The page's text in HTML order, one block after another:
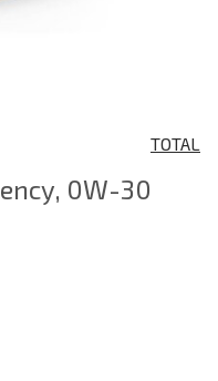
TOTAL
0W-30